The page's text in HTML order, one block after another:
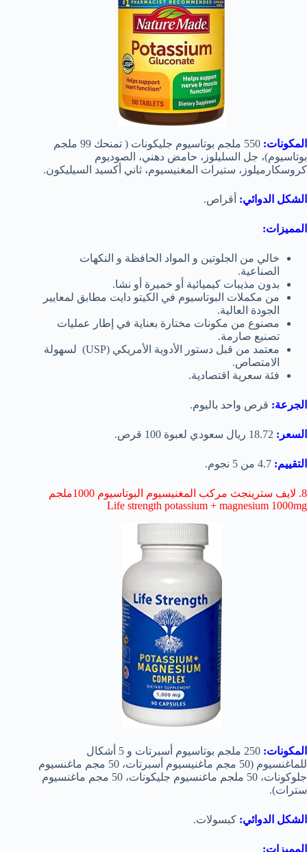
المكونات:
550 ملجم بوتاسيوم جليكونات ( تمنحك 99 ملجم
بوتاسيوم)، جل السليلوز، حامض دهني، الصوديوم
كروسكارميلوز، ستيرات المغنيسيوم، ثاني أكسيد السيليكون.
الشكل الدوائي: أقراص.
المميزات:
خالي من الجلوتين و المواد الحافظة و النكهات
الصناعية.
بدون مذيبات كيميائية أو خميرة أو نشا.
من مكملات البوتاسيوم في الكيتو دايت مطابق لمعايير
الجودة العالية.
مصنوع من مكونات مختارة بعناية في إطار عمليات
تصنيع صارمة.
معتمد من قبل دستور الأدوية الأمريكي (USP) لسهولة
الامتصاص.
فئة سعرية اقتصادية.
الجرعة: قرص واحد باليوم.
السعر:
التقييم:
8. لايف سترينجث مركب المغنيسيوم البوتاسيوم 1000ملجم
Life strength potassium + magnesium 1000mg
المكونات:
250 ملجم بوتاسيوم أسبرتات و 5 أشكال
للماغنسيوم (50 مجم ماغنيسيوم أسبرتات، 50 مجم ماغنسيوم
جلوكونات، 50 ملجم ماغنسيوم جليكونات، 50 مجم ماغنسيوم
سترات).
الشكل الدوائي: كبسولات.
المميزات: